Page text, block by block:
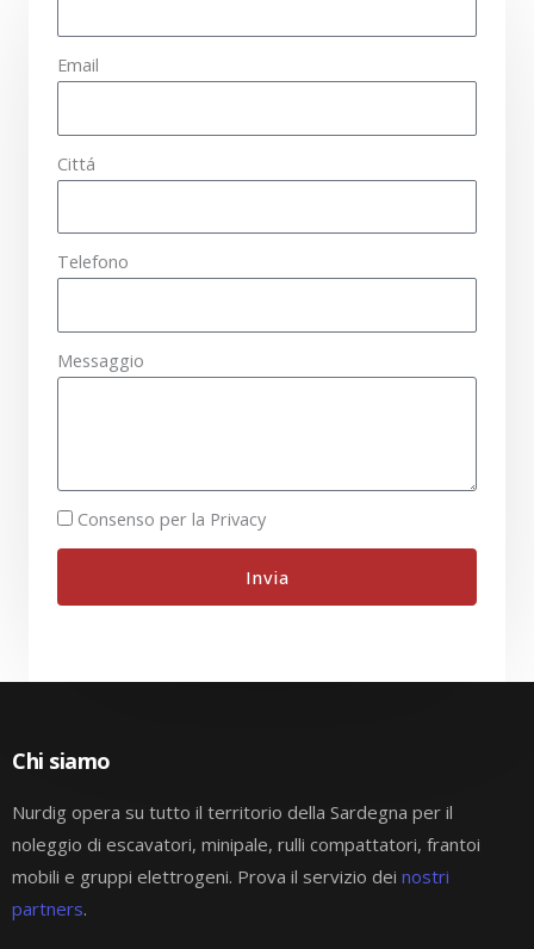
Email
Cittá
Telefono
Messaggio
Consenso per la Privacy
Invia
Chi siamo
Nurdig opera su tutto il territorio della Sardegna per il
noleggio di escavatori, minipale, rulli compattatori, frantoi
mobili e gruppi elettrogeni. Prova il servizio dei nostri
partners.